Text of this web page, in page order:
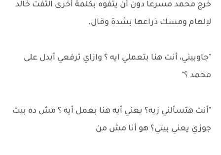
خرج محمد مسرعاً دون أن يتفوه بكلمة أخرى التفت خالد
لإلهام ومسك ذراعها بشدة وقال.
"جاوبيني، أنت هنا بتعملي ايه ؟ وازاي ترفعي أيدل على
محمد ؟"
"أنت هتسألني زيه؟ يعني أيه هنا بعمل أيه ؟ مش ده بيت
جوزي يعني بيتي؟ هو أنا مش من